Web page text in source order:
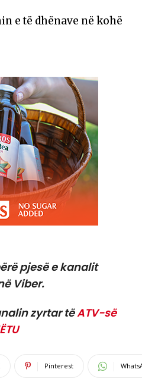
e të dhënave në kohë
pjesë e kanalit
Viber.
zyrtar tëATV-së
Pinterest